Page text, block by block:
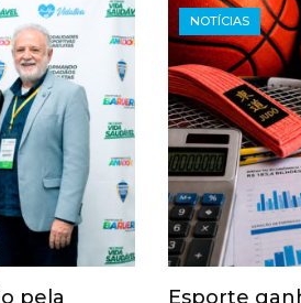
pela
NOTÍCIAS
Esporte